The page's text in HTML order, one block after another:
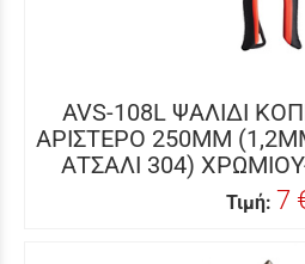
AVS-108L ΨΑΛΙΔΙ
ΑΡΙΣΤΕΡΟ 250MM
ΑΤΣΑΛΙ 304)
Τιμή: 7